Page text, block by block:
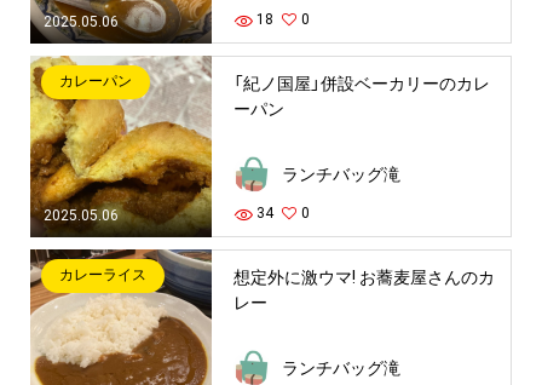
2025.05.06 18 0
2025.05.06
カレーパン
「紀ノ国屋」併設ベーカリーのカレ
ーパン
ランチバッグ滝
34 0
カレーライス
想定外に激ウマ! お蕎麦屋さんのカ
レー
ランチバッグ滝